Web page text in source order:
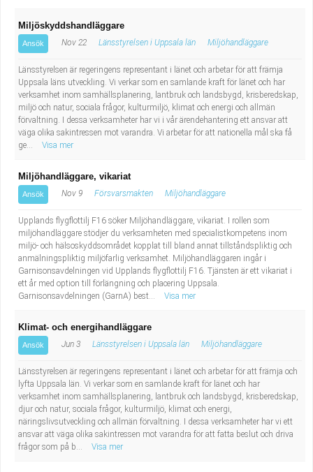
Miljöskyddshandläggare
Ansök Nov 22 Länsstyrelsen i Uppsala län Miljöhandläggare
Länsstyrelsen är regeringens representant i länet och arbetar för att främja
Uppsala läns utveckling. Vi verkar som en samlande kraft för länet och har
verksamhet inom samhällsplanering, lantbruk och landsbygd, krisberedskap,
miljö och natur, sociala frågor, kulturmiljö, klimat och energi och allmän
förvaltning. I dessa verksamheter har vi i vår ärendehantering ett ansvar att
väga olika sakintressen mot varandra. Vi arbetar för att nationella mål ska få
ge...
Visa mer
Miljöhandläggare, vikariat
Ansök Nov 9 Försvarsmakten Miljöhandläggare
Upplands flygflottilj F16 söker Miljöhandläggare, vikariat. I rollen som
miljöhandläggare stödjer du verksamheten med specialistkompetens inom
miljö- och hälsoskyddsområdet kopplat till bland annat tillståndspliktig och
anmälningspliktig miljöfarlig verksamhet. Miljöhandläggaren ingår i
Garnisonsavdelningen vid Upplands flygflottilj F16. Tjänsten är ett vikariat i
ett år med option till förlängning och placering Uppsala.
Garnisonsavdelningen (GarnA) best...
Visa mer
Klimat- och energihandläggare
Ansök Jun 3 Länsstyrelsen i Uppsala län Miljöhandläggare
Länsstyrelsen är regeringens representant i länet och arbetar för att främja och
lyfta Uppsala län. Vi verkar som en samlande kraft för länet och har
verksamhet inom samhällsplanering, lantbruk och landsbygd, krisberedskap,
djur och natur, sociala frågor, kulturmiljö, klimat och energi,
näringslivsutveckling och allmän förvaltning. I dessa verksamheter har vi ett
ansvar att väga olika sakintressen mot varandra för att fatta beslut och driva
frågor som på b...
Visa mer